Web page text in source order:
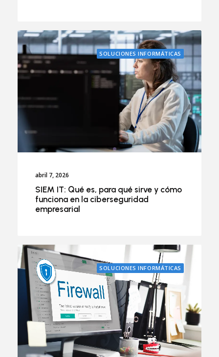
SOLUCIONES INFORMÁTICAS
abril 7, 2026
SIEM IT: Qué es, para qué sirve y cómo
funciona en la ciberseguridad
empresarial
SOLUCIONES INFORMÁTICAS